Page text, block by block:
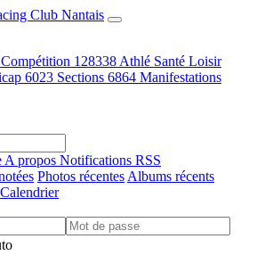
128338 Athlé Santé Loisir
6023 Sections 6864 Manifestations
A propos Notifications RSS
Photos récentes Albums récents
Calendrier